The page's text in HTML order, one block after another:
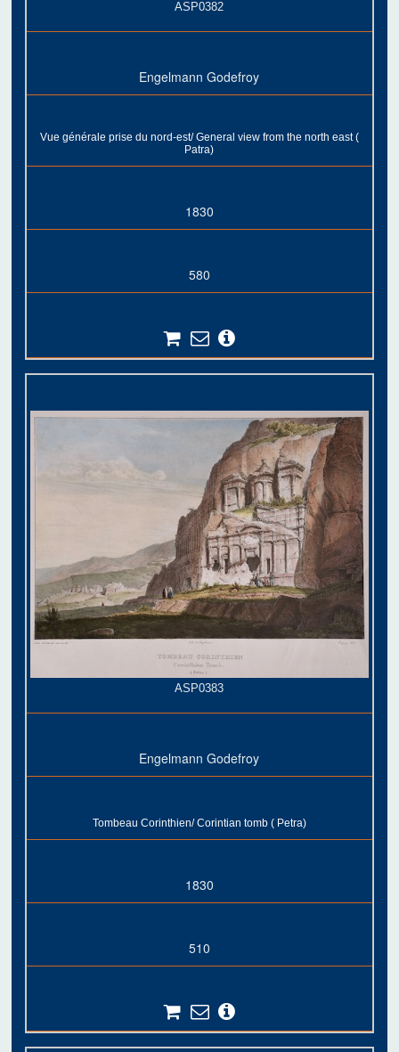
ASP0382
Engelmann Godefroy
Vue générale prise du nord-est/ General view from the north east (
Patra)
1830
580
ASP0383
Engelmann Godefroy
Tombeau Corinthien/ Corintian tomb ( Petra)
1830
510